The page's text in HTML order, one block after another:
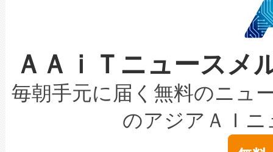
選定された製品について、自
取得できる可能性もあります
設には、3億～4億ドルかか
最高経営責任者（CEO）であ
す。「当社のfully-connected
ームを利用すれば、6,000万
系統連系を迅速にし、ピーク
限を超えて利用可能な電力容
持できるよう貢献します。こ
ービスレベル契約（SLA）違
テリー性能の劣化によるダウ
念は、現在データセンターが
ケーブル、枝などの細かな対
なレーザースポットにより、
な環境下でも豊かなディテー
キロメートル範囲を検出
LiDAR for Inspections,
は1535 nmレーザーを搭載。
ＡＡｉＴニュース
毎朝手元に届く無料のニュ
のアジアＡＩ